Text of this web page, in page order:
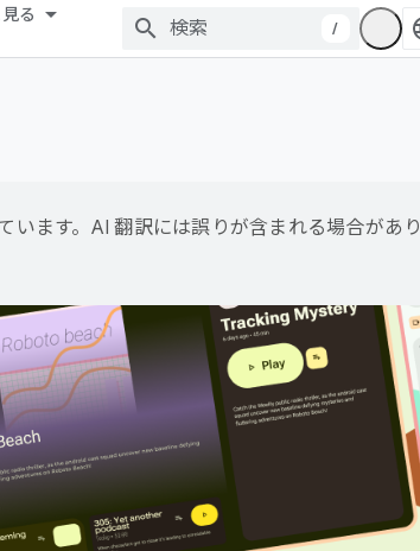
る
/
ます。AI 翻訳には誤りが含まれる場合があり